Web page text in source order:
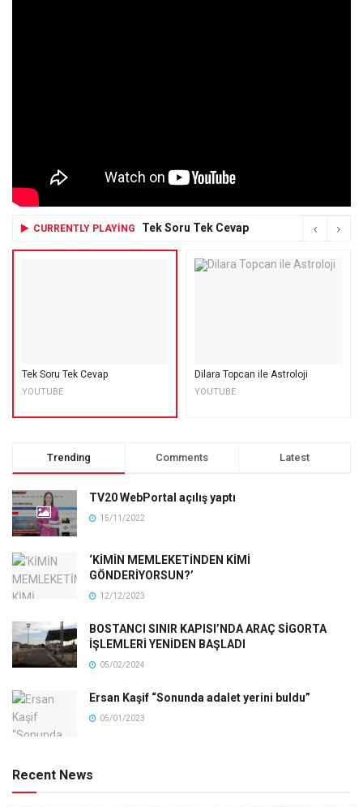
CURRENTLY PLAYING Tek Soru Tek Cevap
Tek Soru Tek Cevap
YOUTUBE
Dilara Topcan ile Astroloji
YOUTUBE
Trending Comments Latest
TV20 WebPortal açılış yaptı
15/11/2022
‘KİMİN MEMLEKETİNDEN KİMİ
GÖNDERİYORSUN?’
12/12/2023
BOSTANCI SINIR KAPISI’NDA ARAÇ SİGORTA
İŞLEMLERİ YENİDEN BAŞLADI
05/02/2024
Ersan Kaşif “Sonunda adalet yerini buldu”
05/01/2023
Recent News